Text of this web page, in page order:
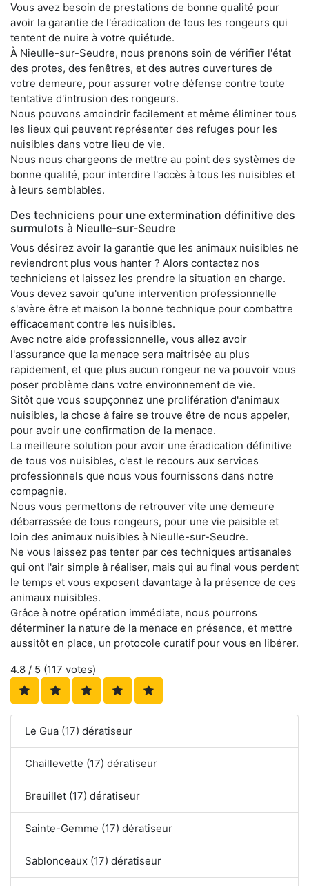
Vous avez besoin de prestations de bonne qualité pour
avoir la garantie de l'éradication de tous les rongeurs qui
tentent de nuire à votre quiétude.
À Nieulle-sur-Seudre, nous prenons soin de vérifier l'état
des protes, des fenêtres, et des autres ouvertures de
votre demeure, pour assurer votre défense contre toute
tentative d'intrusion des rongeurs.
Nous pouvons amoindrir facilement et même éliminer tous
les lieux qui peuvent représenter des refuges pour les
nuisibles dans votre lieu de vie.
Nous nous chargeons de mettre au point des systèmes de
bonne qualité, pour interdire l'accès à tous les nuisibles et
à leurs semblables.
Des techniciens pour une extermination définitive des
surmulots à Nieulle-sur-Seudre
Vous désirez avoir la garantie que les animaux nuisibles ne
reviendront plus vous hanter ? Alors contactez nos
techniciens et laissez les prendre la situation en charge.
Vous devez savoir qu'une intervention professionnelle
s'avère être et maison la bonne technique pour combattre
efficacement contre les nuisibles.
Avec notre aide professionnelle, vous allez avoir
l'assurance que la menace sera maitrisée au plus
rapidement, et que plus aucun rongeur ne va pouvoir vous
poser problème dans votre environnement de vie.
Sitôt que vous soupçonnez une prolifération d'animaux
nuisibles, la chose à faire se trouve être de nous appeler,
pour avoir une confirmation de la menace.
La meilleure solution pour avoir une éradication définitive
de tous vos nuisibles, c'est le recours aux services
professionnels que nous vous fournissons dans notre
compagnie.
Nous vous permettons de retrouver vite une demeure
débarrassée de tous rongeurs, pour une vie paisible et
loin des animaux nuisibles à Nieulle-sur-Seudre.
Ne vous laissez pas tenter par ces techniques artisanales
qui ont l'air simple à réaliser, mais qui au final vous perdent
le temps et vous exposent davantage à la présence de ces
animaux nuisibles.
Grâce à notre opération immédiate, nous pourrons
déterminer la nature de la menace en présence, et mettre
aussitôt en place, un protocole curatif pour vous en libérer.
4.8 / 5 (117 votes)
Le Gua (17) dératiseur
Chaillevette (17) dératiseur
Breuillet (17) dératiseur
Sainte-Gemme (17) dératiseur
Sablonceaux (17) dératiseur